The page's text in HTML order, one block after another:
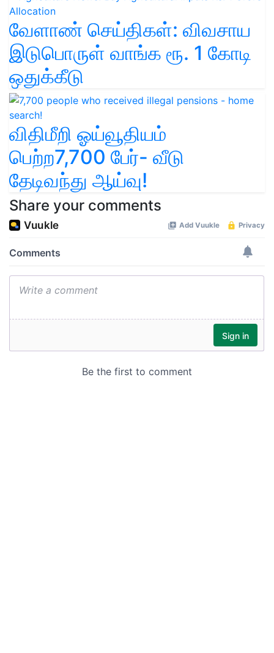
வேளாண் செய்திகள்: விவசாய
இடுபொருள் வாங்க ரூ. 1 கோடி
ஒதுக்கீடு
விதிமீறி ஓய்வூதியம்
பெற்ற7,700 பேர்- வீடு
தேடிவந்து ஆய்வு!
Share your comments